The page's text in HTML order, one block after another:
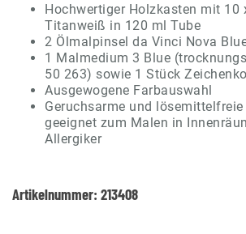
Hochwertiger Holzkasten mit 10
Titanweiß in 120 ml Tube
2 Ölmalpinsel da Vinci Nova
1 Malmedium 3 Blue
50 263) sowie 1 Stück
Ausgewogene Farbauswahl
Geruchsarme und lösemittelfreie
geeignet zum Malen in
Allergiker
Artikelnummer: 213408